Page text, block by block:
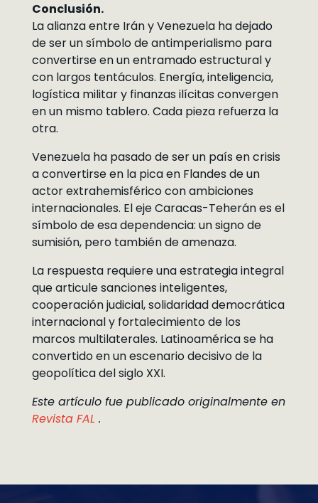
Conclusión.
La alianza entre Irán y Venezuela ha dejado
de ser un símbolo de antimperialismo para
convertirse en un entramado estructural y
con largos tentáculos. Energía, inteligencia,
logística militar y finanzas ilícitas convergen
en un mismo tablero. Cada pieza refuerza la
otra.
Venezuela ha pasado de ser un país en crisis
a convertirse en la pica en Flandes de un
actor extrahemisférico con ambiciones
internacionales. El eje Caracas-Teherán es el
símbolo de esa dependencia: un signo de
sumisión, pero también de amenaza.
La respuesta requiere una estrategia integral
que articule sanciones inteligentes,
cooperación judicial, solidaridad democrática
internacional y fortalecimiento de los
marcos multilaterales. Latinoamérica se ha
convertido en un escenario decisivo de la
geopolítica del siglo XXI.
Este artículo fue publicado originalmente en
Revista FAL .